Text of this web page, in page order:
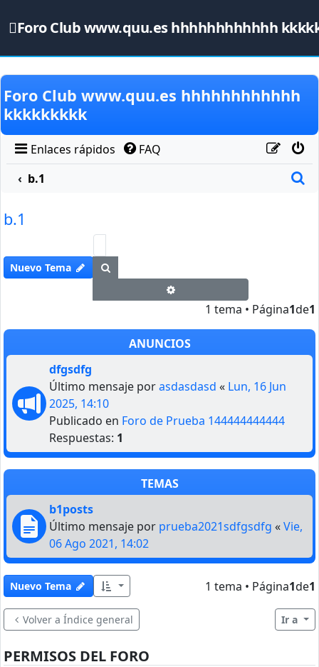
Foro Club www.quu.es hhhhhhhhhhhh
Obviar
Foro Club www.quu.es hhhhhhhhhhhh
kkkkkkkkk
Enlaces rápidos
FAQ
b.1
b.1
Nuevo Tema
1 tema • Página1de1
ANUNCIOS
dfgsdfg
Último mensaje porasdasdasd « Lun, 16 Jun
2025, 14:10
Publicado en Foro de Prueba 144444444444
Respuestas: 1
TEMAS
b1posts
Último mensaje por prueba2021sdfgsdfg «Vie,
06 Ago 2021, 14:02
Nuevo Tema 1 tema • Página1de1
Volver a Índice general Ir a
PERMISOS DEL FORO